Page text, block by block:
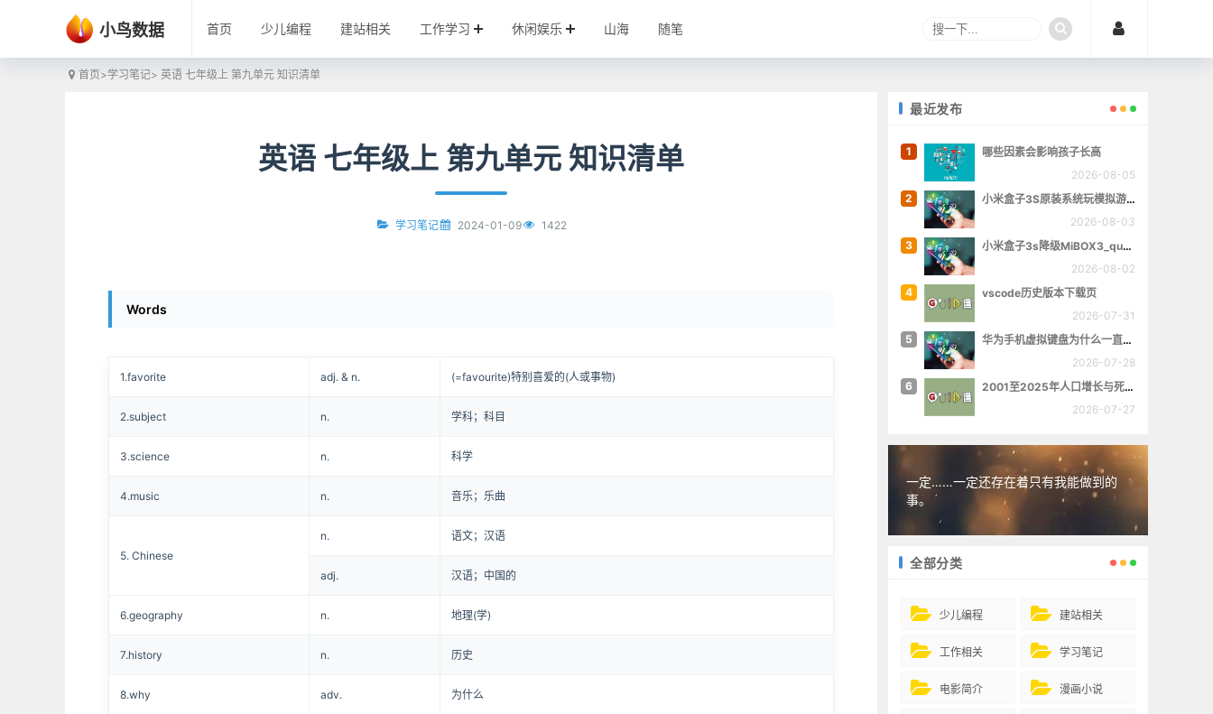
小鸟数据 首页 少儿编程 建站相关 工作学习 休闲娱乐 山海 随笔
首页>学习笔记> 英语 七年级上 第九单元 知识清单
英语 七年级上 第九单元 知识清单
学习笔记 2024-01-09 1422
Words
1.favorite adj. & n. (=favourite)特别喜爱的(人或事物)
2.subject n. 学科；科目
3.science n. 科学
4.music n. 音乐；乐曲
5. Chinese
n. 语文；汉语
adj. 汉语；中国的
6.geography n. 地理(学)
7.history n. 历史
8.why adv. 为什么
最近发布
1
哪些因素会影响孩子长高
2026-08-05
2
小米盒子3S原装系统玩模拟游戏
2026-08-03
3
小米盒子3s降级MiBOX3_queenchristina_r145
2026-08-02
4
vscode历史版本下载页
2026-07-31
5
华为手机虚拟键盘为什么一直跳出来
2026-07-28
6
2001至2025年人口增长与死亡数量概览
2026-07-27
一定……一定还存在着只有我能做到的
事。
全部分类
少儿编程 建站相关
工作相关 学习笔记
电影简介 漫画小说